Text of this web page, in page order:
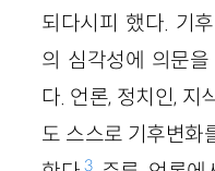
되다시피 했다. 기
의 심각성에 의문
다. 언론, 정치인, 지
도 스스로 기후변화
3